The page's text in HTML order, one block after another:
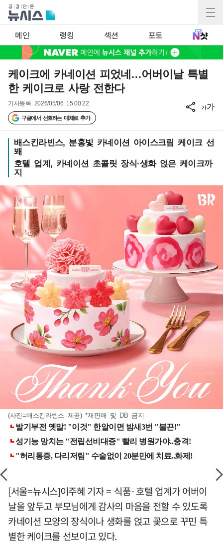
메인 랭킹 섹션 포토
케이크에 카네이션 피었네…어버이날 특별
한 케이크로 사랑 전한다
기사등록 2026/05/06 15:00:22
구글에서 선호하는 매체로 추가
가가
배스킨라빈스, 분홍빛 카네이션 아이스크림 케이크 선
봬
호텔 업계, 카네이션 초콜릿 장식·생화 얹은 케이크까
지
(사진=배스킨라빈스 제공) *재판매 및 DB 금지
[서울=뉴시스]이주혜 기자 = 식품·호텔 업계가 어버이
날을 앞두고 부모님에게 감사의 마음을 전할 수 있도록
카네이션 모양의 장식이나 생화를 얹고 꽃으로 꾸민 특
별한 케이크를 선보이고 있다.